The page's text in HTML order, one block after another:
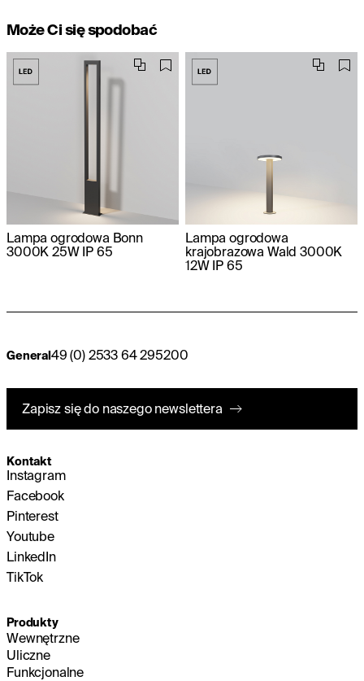
Może Ci się spodobać
Lampa ogrodowa Bonn
3000K 25W IP 65
Lampa ogrodowa
krajobrazowa Wald 3000K
12W IP 65
General 49 (0) 2533 64 295200
Zapisz się do naszego newslettera
Kontakt
Instagram
Facebook
Pinterest
Youtube
LinkedIn
TikTok
Produkty
Wewnętrzne
Uliczne
Funkcjonalne